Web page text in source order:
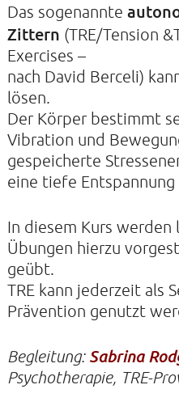
SO KOMMEN SIE ZU
UNSER PROFIL
FILM ZUR KIRCHE DER
FÖRDERVEREIN
VERMIETUNG
NEWSLETTER
ARCHIV
IMPRESSUM
Helenenstraße 14A
22765 Hamburg
Das sogenannte
Zittern (TRE/Tension
Exercises –
nach David Berceli)
lösen.
Der Körper bestimmt
Vibration und
gespeicherte
eine tiefe Entspannung
In diesem Kurs
Übungen hierzu
geübt.
TRE kann jederzeit als
Prävention genutzt
Begleitung: Sabrina
Psychotherapie, TRE-